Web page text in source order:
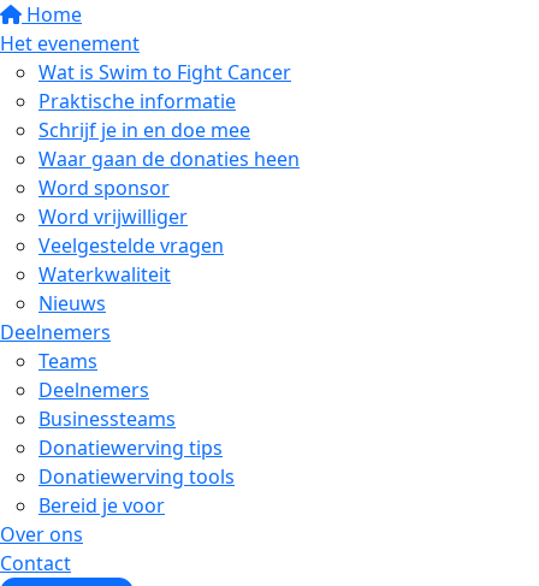
Home
Het evenement
Wat is Swim to Fight Cancer
Praktische informatie
Schrijf je in en doe mee
Waar gaan de donaties heen
Word sponsor
Word vrijwilliger
Veelgestelde vragen
Waterkwaliteit
Nieuws
Deelnemers
Teams
Deelnemers
Businessteams
Donatiewerving tips
Donatiewerving tools
Bereid je voor
Over ons
Contact